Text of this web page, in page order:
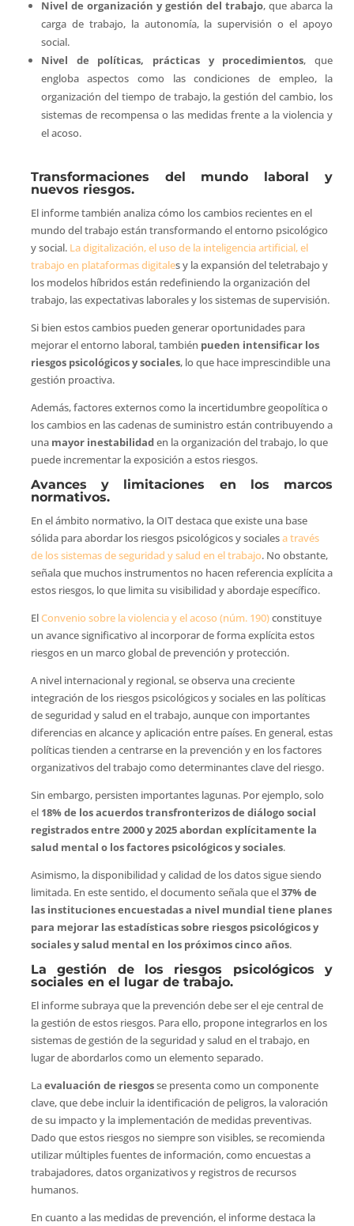
Nivel de organización y gestión del trabajo, que abarca la
carga de trabajo, la autonomía, la supervisión o el apoyo
social.
Nivel de políticas, prácticas y procedimientos, que
engloba aspectos como las condiciones de empleo, la
organización del tiempo de trabajo, la gestión del cambio, los
sistemas de recompensa o las medidas frente a la violencia y
el acoso.
Transformaciones del mundo laboral y
nuevos riesgos.
El informe también analiza cómo los cambios recientes en el
mundo del trabajo están transformando el entorno psicológico
y social. La digitalización, el uso de la inteligencia artificial, el
trabajo en plataformas digitales y la expansión del teletrabajo y
los modelos híbridos están redefiniendo la organización del
trabajo, las expectativas laborales y los sistemas de supervisión.
Si bien estos cambios pueden generar oportunidades para
mejorar el entorno laboral, también pueden intensificar los
riesgos psicológicos y sociales, lo que hace imprescindible una
gestión proactiva.
Además, factores externos como la incertidumbre geopolítica o
los cambios en las cadenas de suministro están contribuyendo a
una mayor inestabilidaden la organización del trabajo, lo que
puede incrementar la exposición a estos riesgos.
Avances y limitaciones en los marcos
normativos.
En el ámbito normativo, la OIT destaca que existe una base
sólida para abordar los riesgos psicológicos y socialesa través
de los sistemas de seguridad y salud en el trabajo. No obstante,
señala que muchos instrumentos no hacen referencia explícita a
estos riesgos, lo que limita su visibilidad y abordaje específico.
ElConvenio sobre la violencia y el acoso (núm. 190)constituye
un avance significativo al incorporar de forma explícita estos
riesgos en un marco global de prevención y protección.
A nivel internacional y regional, se observa una creciente
integración de los riesgos psicológicos y sociales en las políticas
de seguridad y salud en el trabajo, aunque con importantes
diferencias en alcance y aplicación entre países. En general, estas
políticas tienden a centrarse en la prevención y en los factores
organizativos del trabajo como determinantes clave del riesgo.
Sin embargo, persisten importantes lagunas. Por ejemplo, solo
el 18% de los acuerdos transfronterizos de diálogo social
registrados entre 2000 y 2025 abordan explícitamente la
salud mental o los factores psicológicos y sociales.
Asimismo, la disponibilidad y calidad de los datos sigue siendo
limitada. En este sentido, el documento señala que el37% de
las instituciones encuestadas a nivel mundial tiene planes
para mejorar las estadísticas sobre riesgos psicológicos y
sociales y salud mental en los próximos cinco años.
La gestión de los riesgos psicológicos y
sociales en el lugar de trabajo.
El informe subraya que la prevención debe ser el eje central de
la gestión de estos riesgos. Para ello, propone integrarlos en los
sistemas de gestión de la seguridad y salud en el trabajo, en
lugar de abordarlos como un elemento separado.
Laevaluación de riesgosse presenta como un componente
clave, que debe incluir la identificación de peligros, la valoración
de su impacto y la implementación de medidas preventivas.
Dado que estos riesgos no siempre son visibles, se recomienda
utilizar múltiples fuentes de información, como encuestas a
trabajadores, datos organizativos y registros de recursos
humanos.
En cuanto a las medidas de prevención, el informe destaca la